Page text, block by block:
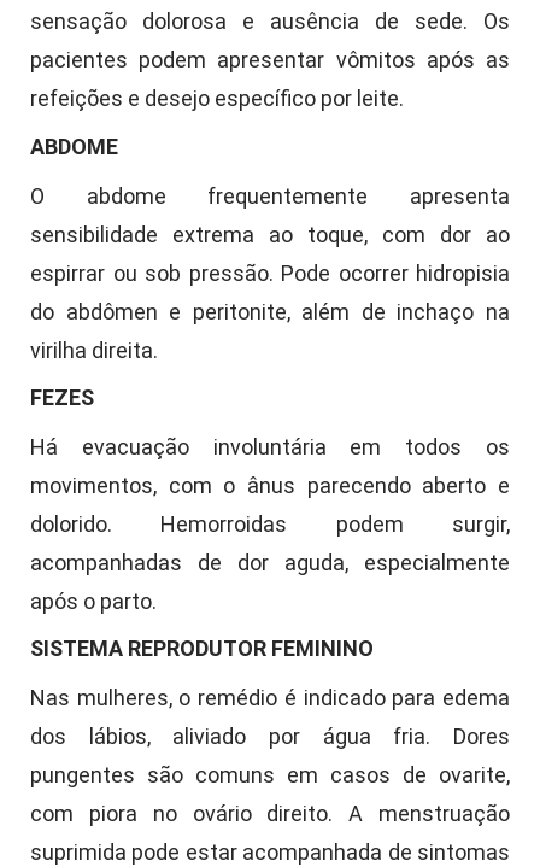
sensação dolorosa e ausência de sede. Os
pacientes podem apresentar vômitos após as
refeições e desejo específico por leite.
ABDOME
O abdome frequentemente apresenta
sensibilidade extrema ao toque, com dor ao
espirrar ou sob pressão. Pode ocorrer hidropisia
do abdômen e peritonite, além de inchaço na
virilha direita.
FEZES
Há evacuação involuntária em todos os
movimentos, com o ânus parecendo aberto e
dolorido. Hemorroidas podem surgir,
acompanhadas de dor aguda, especialmente
após o parto.
SISTEMA REPRODUTOR FEMININO
Nas mulheres, o remédio é indicado para edema
dos lábios, aliviado por água fria. Dores
pungentes são comuns em casos de ovarite,
com piora no ovário direito. A menstruação
suprimida pode estar acompanhada de sintomas